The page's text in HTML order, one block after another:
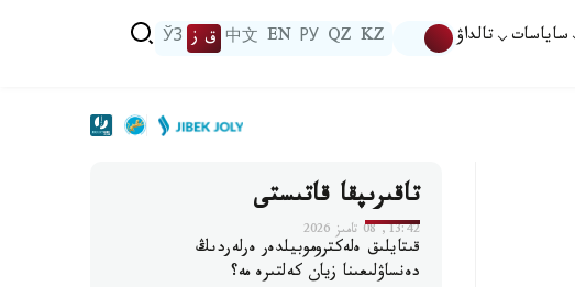
ساياسات تالداۋ KZ
QZ
РУ
EN
中文 ق ز ЎЗ
تاقىرىپقا قاتىستى
13:42, 08 تامىز 2026
قىتايلىق ەلەكتروموبيلدەر ەرلەردىڭ
دەنساۋلىعىنا زيان كەلتىرە مە؟